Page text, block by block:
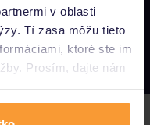
v oblasti
Tí zasa môžu tieto
ktoré ste im
Prosím, dajte nám